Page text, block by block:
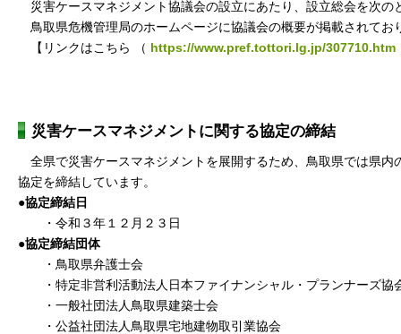
災害ケースマネジメント協議会の設立にあたり、設立総会を次の
鳥取県危機管理局のホームページに協議会の概要が掲載されてお
【リンクはこちら （ https://www.pref.tottori.lg.jp/307710.htm
災害ケースマネジメントに関する協定の締結
全県で災害ケースマネジメントを展開するため、鳥取県では県
協定を締結しています。
●協定締結日
・令和３年１２月２３日
●協定締結団体
・鳥取県弁護士会
・特定非営利活動法人日本ファイナンシャル・プランナーズ協
・一般社団法人鳥取県建築士会
・公益社団法人鳥取県宅地建物取引業協会